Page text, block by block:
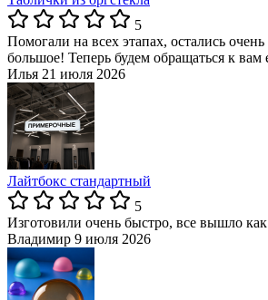
5
Помогали на всех этапах, остались
большое! Теперь будем обращаться к вам
Илья 21 июля 2026
Лайтбокс стандартный
5
Изготовили очень быстро, все вышло
Владимир 9 июля 2026